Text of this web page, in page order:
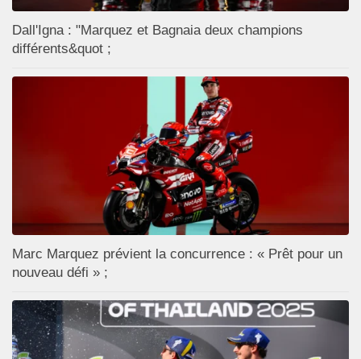
Dall'Igna : "Marquez et Bagnaia deux champions
différents&quot ;
Marc Marquez prévient la concurrence : « Prêt pour un
nouveau défi » ;